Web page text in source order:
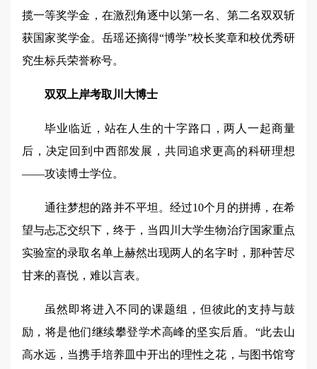
揽一等奖学金，在激烈角逐中以第一名、第二名双双斩
获国家奖学金。岳瑶还摘得“博学”校长奖章和校优秀研
究生标兵荣誉称号。
双双上岸考取川大博士
毕业临近，站在人生的十字路口，两人一起商量
后，决定回到中西部发展，共同追求更高的科研理想
——攻读博士学位。
通往梦想的路并不平坦。经过10个月的拼搏，在希
望与忐忑交织下，终于，当四川大学生物治疗国家重点
实验室的录取名单上赫然出现两人的名字时，那种苦尽
甘来的喜悦，难以言表。
虽然即将进入不同的课题组，但彼此的支持与鼓
励，将是他们继续攀登学术高峰的坚实后盾。“此去山
高水远，当携手培养皿中开出的理性之花，与图书馆穹